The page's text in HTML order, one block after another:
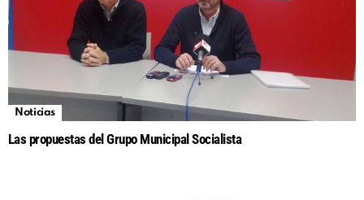
Noticias
Las propuestas del Grupo Municipal Socialista